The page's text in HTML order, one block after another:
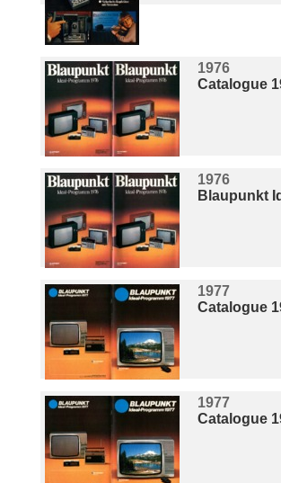
1976
Catalogue
1976
Blaupunkt
1977
Catalogue
1977
Catalogue